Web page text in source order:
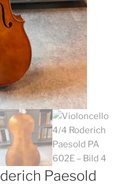
Paesold